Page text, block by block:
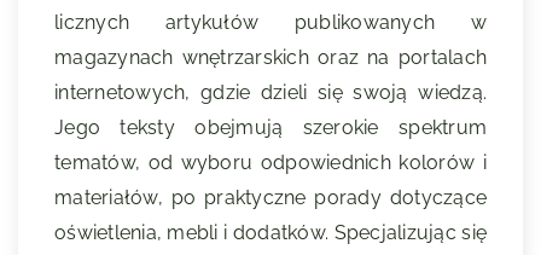
licznych artykułów publikowanych w
magazynach wnętrzarskich oraz na portalach
internetowych, gdzie dzieli się swoją wiedzą.
Jego teksty obejmują szerokie spektrum
tematów, od wyboru odpowiednich kolorów i
materiałów, po praktyczne porady dotyczące
oświetlenia, mebli i dodatków. Specjalizując się